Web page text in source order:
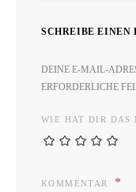
SCHREIBE EINEN
DEINE E-MAIL-
ERFORDERLICHE
WIE HAT DIR DAS
KOMMENTAR